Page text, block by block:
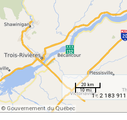
20 km
10 mi
1 : 2 183 911
© Gouvernement du Québec